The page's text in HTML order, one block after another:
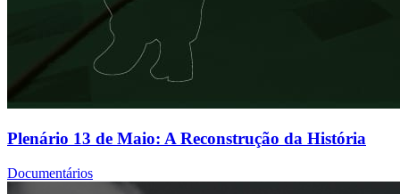
Plenário 13 de Maio: A Reconstrução da História
Documentários